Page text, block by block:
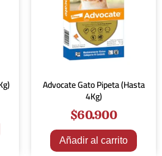
Advocate Gato Pipeta (Hasta
4Kg)
$60.900
Añadir al carrito